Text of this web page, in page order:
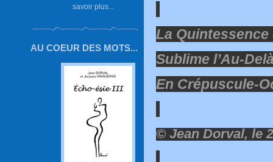
savoir plus...
AU COEUR DES MOTS...
La Quintessence
Sublime l’Au-
En Crépuscule-
© Jean Dorval, le